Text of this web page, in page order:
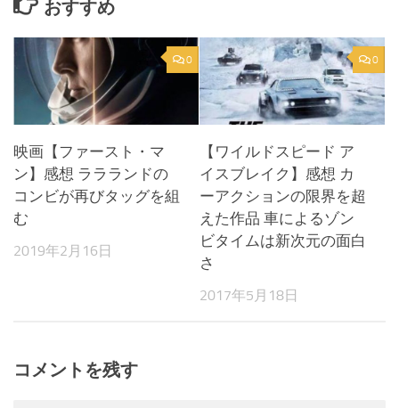
おすすめ
0
映画【ファースト・マ
ン】感想 ララランドの
コンビが再びタッグを組
む
2019年2月16日
0
【ワイルドスピード ア
イスブレイク】感想 カ
ーアクションの限界を超
えた作品 車によるゾン
ビタイムは新次元の面白
さ
2017年5月18日
コメントを残す